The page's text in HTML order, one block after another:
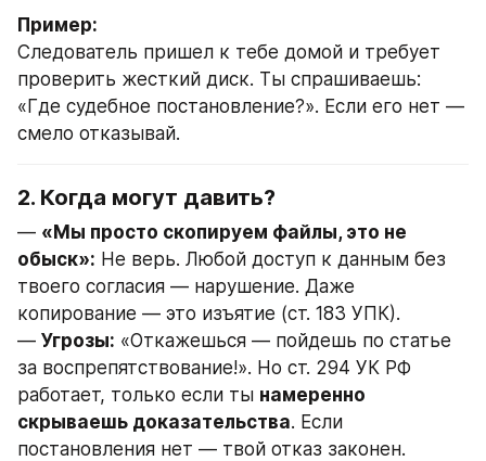
Пример:
Следователь пришел к тебе домой и требует
проверить жесткий диск. Ты спрашиваешь:
«Где судебное постановление?». Если его нет —
смело отказывай.
2. Когда могут давить?
— «Мы просто скопируем файлы, это не
обыск»: Не верь. Любой доступ к данным без
твоего согласия — нарушение. Даже
копирование — это изъятие (ст. 183 УПК).
— Угрозы: «Откажешься — пойдешь по статье
за воспрепятствование!». Но ст. 294 УК РФ
работает, только если ты намеренно
скрываешь доказательства. Если
постановления нет — твой отказ законен.